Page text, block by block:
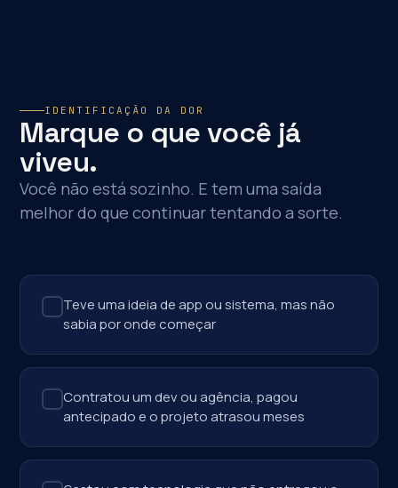
IDENTIFICAÇÃO DA DOR
Marque o que você já
viveu.
Você não está sozinho. E tem uma saída
melhor do que continuar tentando a sorte.
Teve uma ideia de app ou sistema, mas não
sabia por onde começar
Contratou um dev ou agência, pagou
antecipado e o projeto atrasou meses